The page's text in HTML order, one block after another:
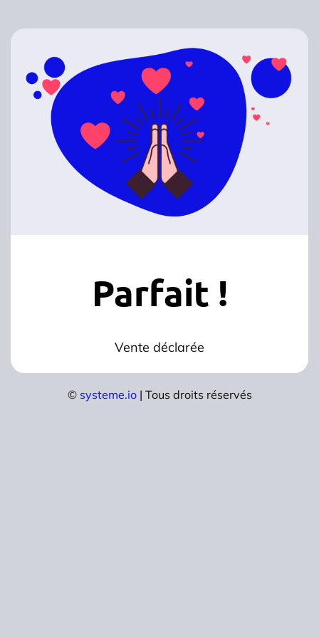
Parfait !
Vente déclarée
© systeme.io| Tous droits réservés